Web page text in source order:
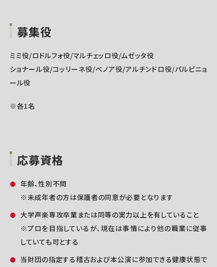
募集役
ミミ役/ロドルフォ役/マルチェッロ役/ムゼッタ役
ショナール役/コッリーネ役/ベノア役/アルチンドロ役/パルピニョ
ール役
※各1名
応募資格
年齢、性別不問
※未成年者の方は保護者の同意が必要となります
大学声楽専攻卒業または同等の実力以上を有していること
※プロを目指しているが、現在は事情により他の職業に従事
していても可とする
当財団の指定する稽古および本公演に参加できる健康状態で